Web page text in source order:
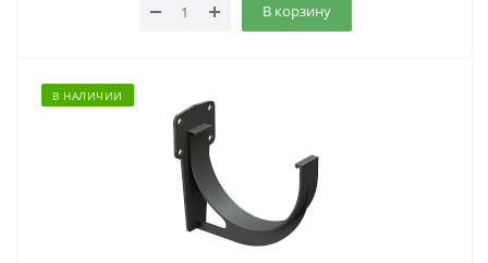
В корзину
В НАЛИЧИИ